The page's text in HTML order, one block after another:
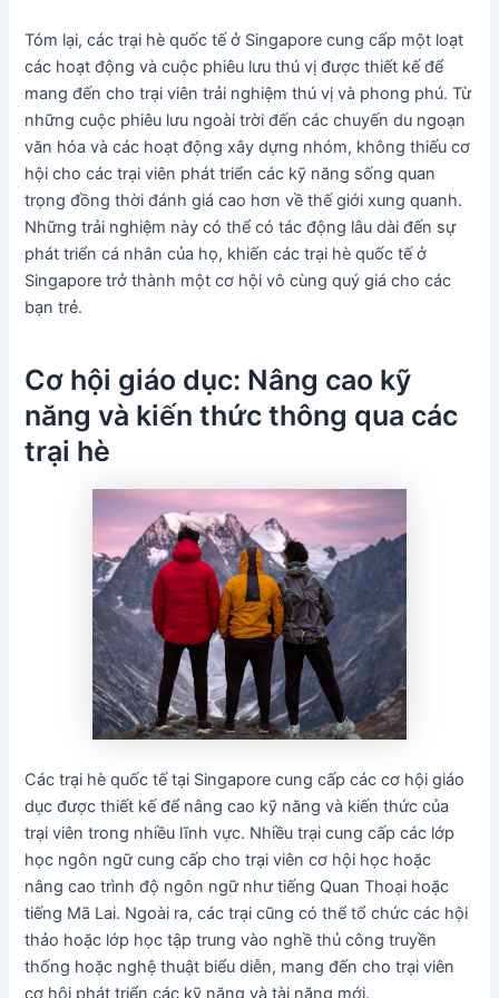
Tóm lại, các trại hè quốc tế ở Singapore cung cấp một loạt
các hoạt động và cuộc phiêu lưu thú vị được thiết kế để
mang đến cho trại viên trải nghiệm thú vị và phong phú. Từ
những cuộc phiêu lưu ngoài trời đến các chuyến du ngoạn
văn hóa và các hoạt động xây dựng nhóm, không thiếu cơ
hội cho các trại viên phát triển các kỹ năng sống quan
trọng đồng thời đánh giá cao hơn về thế giới xung quanh.
Những trải nghiệm này có thể có tác động lâu dài đến sự
phát triển cá nhân của họ, khiến các trại hè quốc tế ở
Singapore trở thành một cơ hội vô cùng quý giá cho các
bạn trẻ.
Cơ hội giáo dục: Nâng cao kỹ
năng và kiến thức thông qua các
trại hè
Các trại hè quốc tế tại Singapore cung cấp các cơ hội giáo
dục được thiết kế để nâng cao kỹ năng và kiến thức của
trại viên trong nhiều lĩnh vực. Nhiều trại cung cấp các lớp
học ngôn ngữ cung cấp cho trại viên cơ hội học hoặc
nâng cao trình độ ngôn ngữ như tiếng Quan Thoại hoặc
tiếng Mã Lai. Ngoài ra, các trại cũng có thể tổ chức các hội
thảo hoặc lớp học tập trung vào nghề thủ công truyền
thống hoặc nghệ thuật biểu diễn, mang đến cho trại viên
cơ hội phát triển các kỹ năng và tài năng mới.